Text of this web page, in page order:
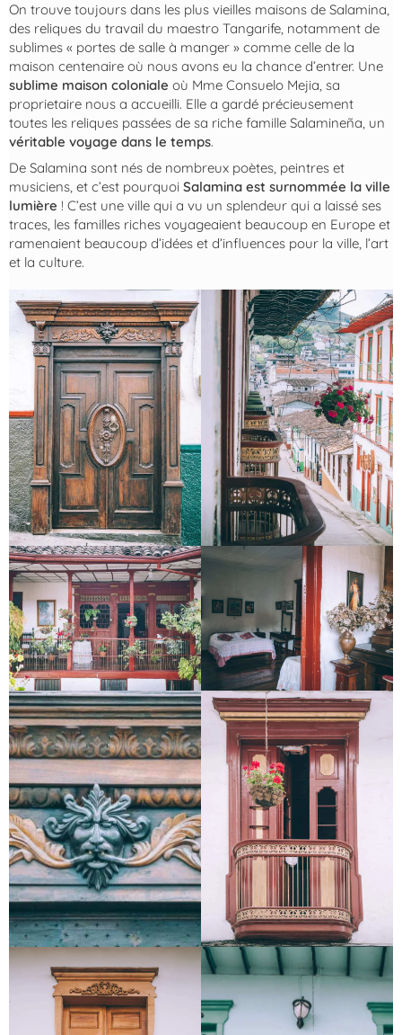
On trouve toujours dans les plus vieilles maisons de Salamina,
des reliques du travail du maestro Tangarife, notamment de
sublimes « portes de salle à manger » comme celle de la
maison centenaire où nous avons eu la chance d’entrer. Une
sublime maison coloniale où Mme Consuelo Mejia, sa
proprietaire nous a accueilli. Elle a gardé précieusement
toutes les reliques passées de sa riche famille Salamineña, un
véritable voyage dans le temps.
De Salamina sont nés de nombreux poètes, peintres et
musiciens, et c’est pourquoi Salamina est surnommée la ville
lumière ! C’est une ville qui a vu un splendeur qui a laissé ses
traces, les familles riches voyageaient beaucoup en Europe et
ramenaient beaucoup d’idées et d’influences pour la ville, l’art
et la culture.